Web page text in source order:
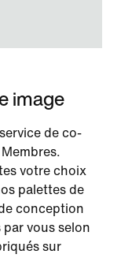
image
de co-
votre choix
palettes de
conception
par vous selon
sur